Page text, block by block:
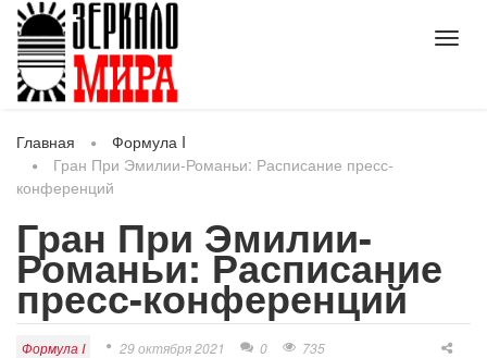
Главная
Формула I
Гран При Эмилии-Романьи: Расписание пресс-
конференций
Гран При Эмилии-
Романьи: Расписание
пресс-конференций
Формула I 29 октября 2021 0 735